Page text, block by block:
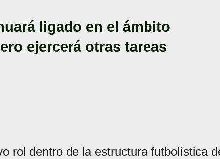
ligado en el ámbito
ejercerá otras tareas
rol dentro de la estructura futbolística